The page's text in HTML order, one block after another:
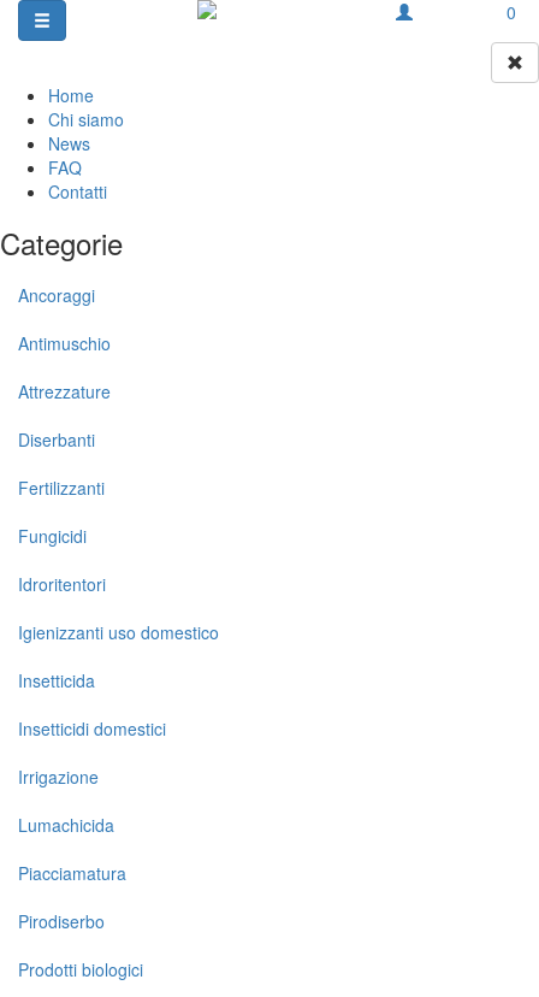
0
Home
Chi siamo
News
FAQ
Contatti
Categorie
Ancoraggi
Antimuschio
Attrezzature
Diserbanti
Fertilizzanti
Fungicidi
Idroritentori
Igienizzanti uso domestico
Insetticida
Insetticidi domestici
Irrigazione
Lumachicida
Piacciamatura
Pirodiserbo
Prodotti biologici